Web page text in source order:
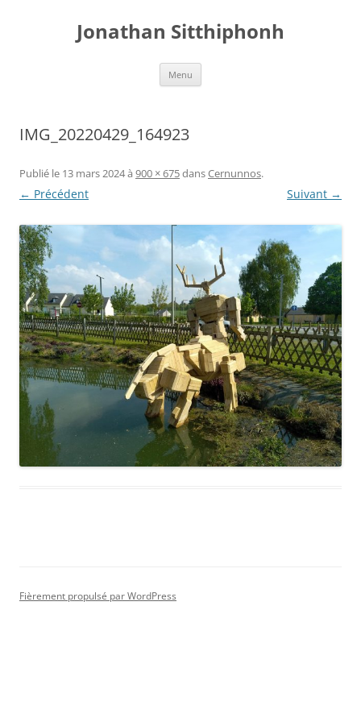
Jonathan Sitthiphonh
Menu
IMG_20220429_164923
Publié le 13 mars 2024à 900 × 675dansCernunnos.
← Précédent Suivant →
Fièrement propulsé par WordPress